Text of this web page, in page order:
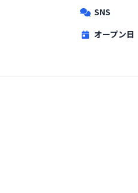
SNS
オープン日